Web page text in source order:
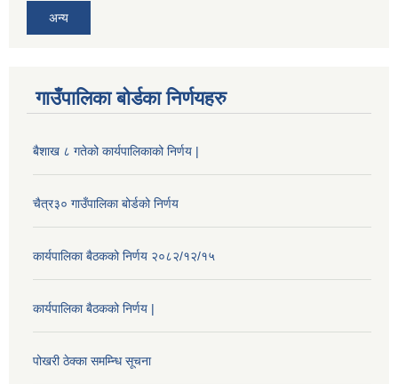
अन्य
गाउँपालिका बोर्डका निर्णयहरु
बैशाख ८ गतेको कार्यपालिकाको निर्णय |
चैत्र३० गाउँपालिका बोर्डको निर्णय
कार्यपालिका बैठकको निर्णय २०८२/१२/१५
कार्यपालिका बैठकको निर्णय |
पोखरी ठेक्का समम्न्धि सूचना